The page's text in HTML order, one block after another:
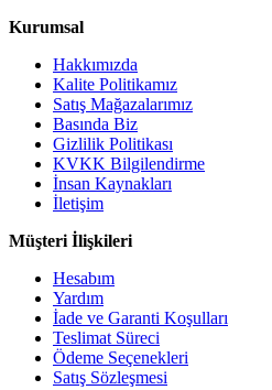
Kurumsal
Hakkımızda
Kalite Politikamız
Satış Mağazalarımız
Basında Biz
Gizlilik Politikası
KVKK Bilgilendirme
İnsan Kaynakları
İletişim
Müşteri İlişkileri
Hesabım
Yardım
İade ve Garanti Koşulları
Teslimat Süreci
Ödeme Seçenekleri
Satış Sözleşmesi